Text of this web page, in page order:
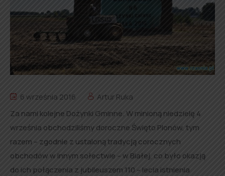
6 września 2016
Artur Ruka
Za nami kolejne Dożynki Gminne. W minioną niedzielę 4
września obchodziliśmy doroczne Święto Plonów, tym
razem – zgodnie z ustaloną tradycją corocznych
obchodów w innym sołectwie – w Białej, co było okazją
do ich połączenia z jubileuszem 110 – lecia istnienia